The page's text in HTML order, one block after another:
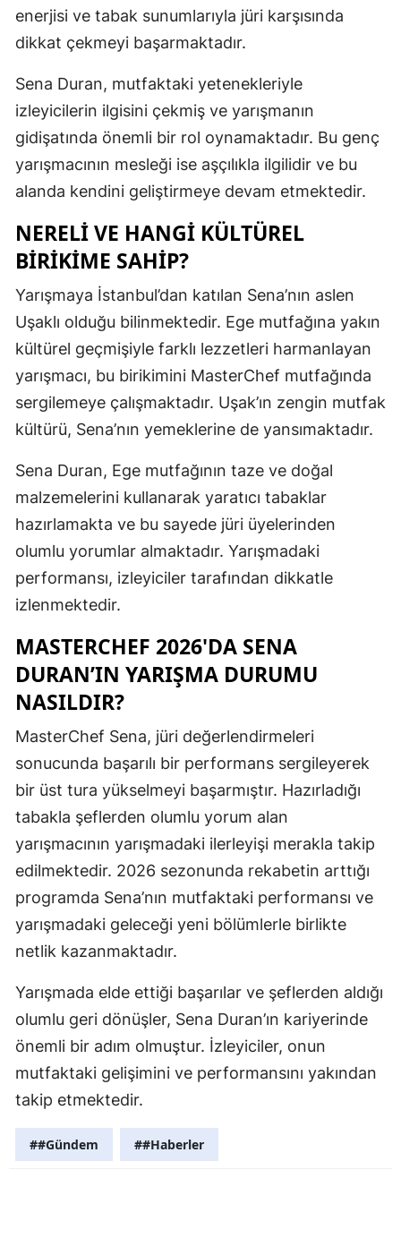
Isparta
İzmir
Kars
Kırşehir
Kocaeli
Konya
Kütahya
Malatya
Mardin
Ordu
Rize
Samsun
Siirt
Tekirdağ
enerjisi ve tabak sunumlarıyla jüri karşısında
dikkat çekmeyi başarmaktadır.
Sena Duran, mutfaktaki yetenekleriyle
izleyicilerin ilgisini çekmiş ve yarışmanın
gidişatında önemli bir rol oynamaktadır. Bu genç
yarışmacının mesleği ise aşçılıkla ilgilidir ve bu
alanda kendini geliştirmeye devam etmektedir.
NERELI VE HANGI KÜLTÜREL
BIRIKIME SAHIP?
Yarışmaya İstanbul’dan katılan Sena’nın aslen
Uşaklı olduğu bilinmektedir. Ege mutfağına yakın
kültürel geçmişiyle farklı lezzetleri harmanlayan
yarışmacı, bu birikimini MasterChef mutfağında
sergilemeye çalışmaktadır. Uşak’ın zengin mutfak
kültürü, Sena’nın yemeklerine de yansımaktadır.
Sena Duran, Ege mutfağının taze ve doğal
malzemelerini kullanarak yaratıcı tabaklar
hazırlamakta ve bu sayede jüri üyelerinden
olumlu yorumlar almaktadır. Yarışmadaki
performansı, izleyiciler tarafından dikkatle
izlenmektedir.
MASTERCHEF 2026'DA SENA
DURAN’IN YARIŞMA DURUMU
NASILDIR?
MasterChef Sena, jüri değerlendirmeleri
sonucunda başarılı bir performans sergileyerek
bir üst tura yükselmeyi başarmıştır. Hazırladığı
tabakla şeflerden olumlu yorum alan
yarışmacının yarışmadaki ilerleyişi merakla takip
edilmektedir. 2026 sezonunda rekabetin arttığı
programda Sena’nın mutfaktaki performansı ve
yarışmadaki geleceği yeni bölümlerle birlikte
netlik kazanmaktadır.
Yarışmada elde ettiği başarılar ve şeflerden aldığı
olumlu geri dönüşler, Sena Duran’ın kariyerinde
önemli bir adım olmuştur. İzleyiciler, onun
mutfaktaki gelişimini ve performansını yakından
takip etmektedir.
##Gündem ##Haberler